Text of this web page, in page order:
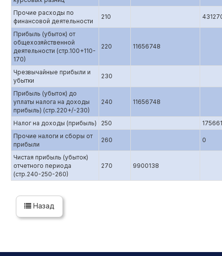
Прочие расходы по
финансовой деятельности
210
Прибыль (убыток) от
общехозяйственной
деятельности (стр.100+110-
170)
220 11656748
Чрезвычайные прибыли и
убытки
230
Прибыль (убыток) до
уплаты налога на доходы
прибыль) (стр.220+/-230)
240 11656748
Налог на доходы (прибыль) 250
Прочие налоги и сборы от
прибыли
260 0
Чистая прибыль (убыток)
отчетного периода
(стр.240-250-260)
270 9900138
Назад